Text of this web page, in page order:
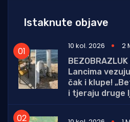
Istaknute objave
10 kol. 2026
2
Lancima
čak i klupe!
i tjeraju druge